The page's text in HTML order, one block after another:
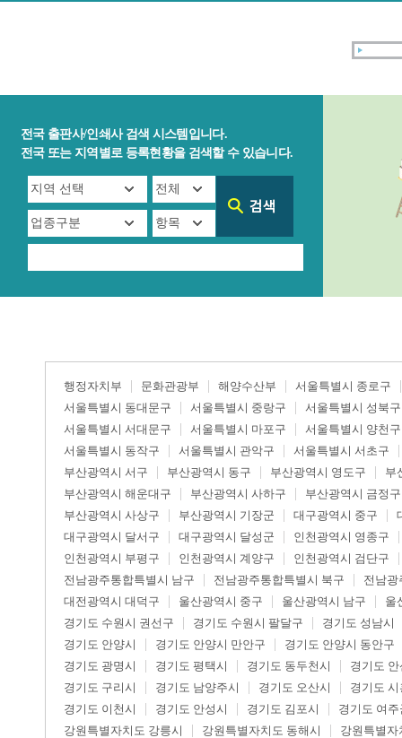
전국 출판사/인쇄사 검색 시스템입니다.
전국 또는 지역별로 등록현황을 검색할 수 있습니다.
행정자치부 문화관광부 해양수산부
서울특별시 종로구
서울특별시 동대문구
서울특별시 중랑구
서울특별시 성북구
서울특별시 서대문구
서울특별시 마포구
서울특별시 양천구
서울특별시 동작구
서울특별시 관악구
서울특별시 서초구
부산광역시 서구
부산광역시 동구 부산광역시 영도구
부
부산광역시 해운대구
부산광역시 사하구
부산광역시 금정구
부산광역시 사상구
부산광역시 기장군 대구광역시 중구
대구광역시 달서구
대구광역시 달성군
인천광역시 영종구
인천광역시 부평구
인천광역시 계양구
인천광역시 검단구
전남광주통합특별시 남구
전남광주통합특별시 북구
전남광
대전광역시 대덕구
울산광역시 중구 울산광역시 남구
울
경기도 수원시 권선구
경기도 수원시 팔달구
경기도 성남시
경기도 안양시
경기도 안양시 만안구
경기도 안양시 동안구
경기도 광명시
경기도 평택시 경기도 동두천시
경기도
경기도 구리시
경기도 남양주시 경기도 오산시
경기도
경기도 이천시
경기도 안성시 경기도 김포시
경기도 여주
강원특별자치도 강릉시
강원특별자치도 동해시
강원특별자